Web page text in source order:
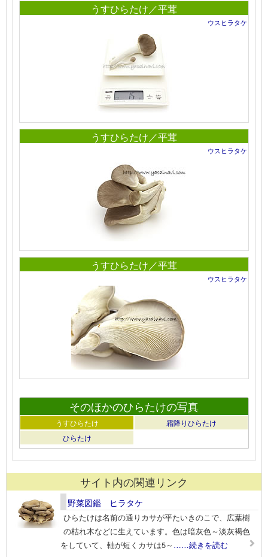
うすひらたけ／平茸
ウスヒラタケ
うすひらたけ／平茸
ウスヒラタケ
うすひらたけ／平茸
ウスヒラタケ
そのほかのひらたけの写真
うすひらたけ
霜降りひらたけ
ひらたけ
サイト内の関連リンク
野菜図鑑 ヒラタケ
ひらたけは名前の通りカサが平たいきのこで、広葉樹
の枯れ木などに生えています。色は暗灰色～淡灰褐色
をしていて、軸が短くカサは5～ ……続きを読む